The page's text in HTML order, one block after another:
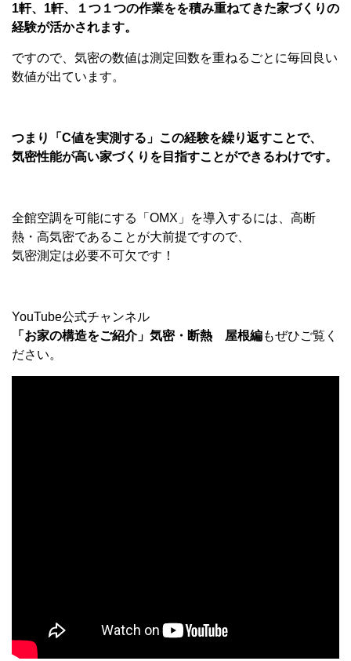
1軒、1軒、１つ１つの作業をを積み重ねてきた家づくりの
経験が活かされます。
ですので、気密の数値は測定回数を重ねるごとに毎回良い
数値が出ています。
つまり「C値を実測する」この経験を繰り返すことで、
気密性能が高い家づくりを目指すことができるわけです。
全館空調を可能にする「OMX」を導入するには、高断
熱・高気密であることが大前提ですので、
気密測定は必要不可欠です！
YouTube公式チャンネル
「お家の構造をご紹介」気密・断熱 屋根編もぜひご覧く
ださい。